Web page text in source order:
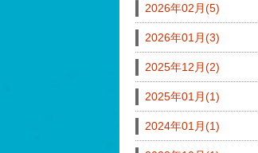
2026年02月(5)
2026年01月(3)
2025年12月(2)
2025年01月(1)
2024年01月(1)